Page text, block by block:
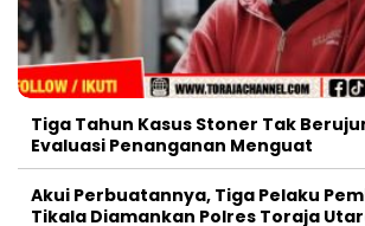
Tiga Tahun Kasus Stoner Tak
Evaluasi Penanganan Menguat
Akui Perbuatannya, Tiga Pelaku
Tikala Diamankan Polres Toraja